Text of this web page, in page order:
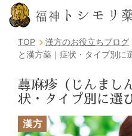
福神 トシモリ
TOP
漢方のお役立ちブログ
と漢方薬｜症状・タイプ別に
蕁麻疹（じんまし
状・タイプ別に選
漢方